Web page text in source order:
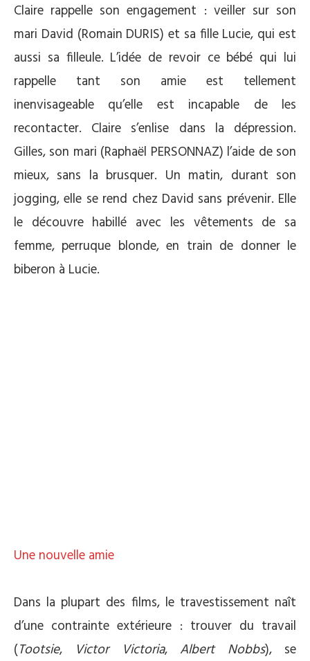
Claire rappelle son engagement : veiller sur son
mari David (Romain DURIS) et sa fille Lucie, qui est
aussi sa filleule. L’idée de revoir ce bébé qui lui
rappelle tant son amie est tellement
inenvisageable qu’elle est incapable de les
recontacter. Claire s’enlise dans la dépression.
Gilles, son mari (Raphaël PERSONNAZ) l’aide de son
mieux, sans la brusquer. Un matin, durant son
jogging, elle se rend chez David sans prévenir. Elle
le découvre habillé avec les vêtements de sa
femme, perruque blonde, en train de donner le
biberon à Lucie.
Une nouvelle amie
Dans la plupart des films, le travestissement naît
d’une contrainte extérieure : trouver du travail
(Tootsie, Victor Victoria, Albert Nobbs), se